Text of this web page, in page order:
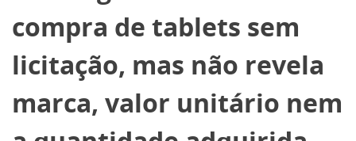
Opinião
Informe especial
compra de tablets sem
licitação, mas não revela
marca, valor unitário nem